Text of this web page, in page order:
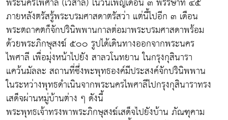
ภายหลังตรัสรู้พระบรมศาสดาตรัสว่า แต่นี้ไปอีก ๓ เดือน
พระตถาคตก็จักปรินิพพานกาลต่อมาพระบรมศาสดาพร้อม
ด้วยพระภิกษุสงฆ์ ๕๐๐ รูปได้เดินทางออกจากพระนคร
ไพศาลี เพื่อมุ่งหน้าไปยัง สาลวโนทยาน ในกรุงกุสินารา
แคว้นมัลละ สถานที่ซึ่งพะพุทธองค์มีประสงค์จักปรินิพพาน
ในระหว่างพุทธดำเนินจากพระนครไพศาลีไปกรุงกุสินาราทรง
เสด็จผ่านหมู่บ้านต่าง ๆ ดังนี้
พระพุทธเจ้าทรงพาพระภิกษุสงฆ์เสด็จไปยังบ้าน ภัณฑุคาม